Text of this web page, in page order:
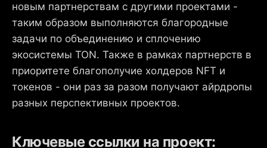
новым партнерствам с другими проектами -
таким образом выполняются благородные
задачи по объединению и сплочению
экосистемы TON. Также в рамках партнерств в
приоритете благополучие холдеров NFT и
токенов - они раз за разом получают айрдропы
разных перспективных проектов.
Ключевые ссылки на проект: